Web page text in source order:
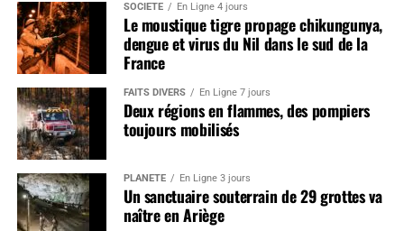
SOCIÉTÉ En Ligne 4 jours
Le moustique tigre propage chikungunya,
dengue et virus du Nil dans le sud de la
France
FAITS DIVERS En Ligne 7 jours
Deux régions en flammes, des pompiers
toujours mobilisés
PLANÈTE En Ligne 3 jours
Un sanctuaire souterrain de 29 grottes va
naître en Ariège